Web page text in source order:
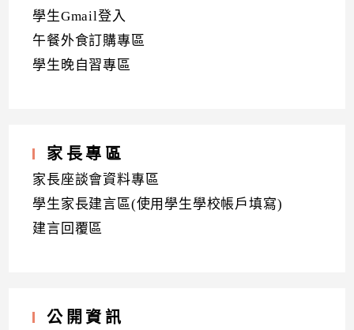
學生Gmail登入
午餐外食訂購專區
學生晚自習專區
家長專區
家長座談會資料專區
學生家長建言區(使用學生學校帳戶填寫)
建言回覆區
公開資訊